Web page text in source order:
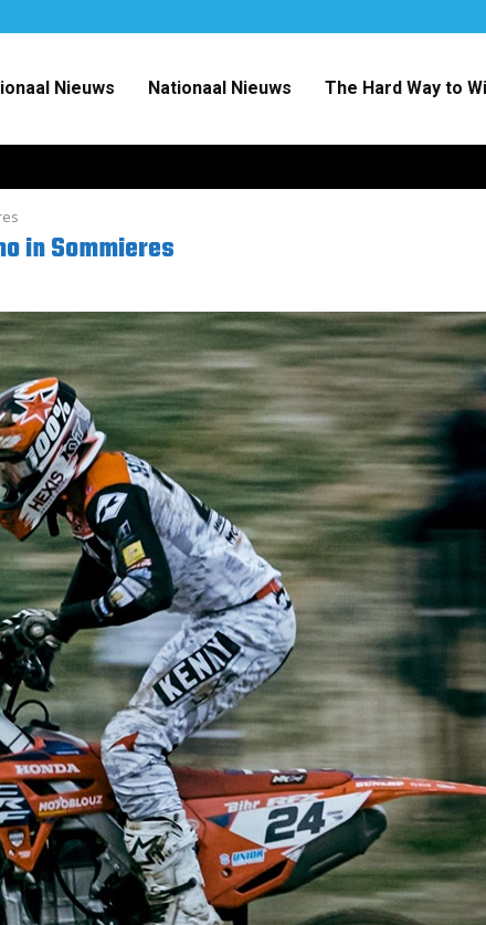
Nieuws Nationaal Nieuws The Hard Way to
in Sommieres